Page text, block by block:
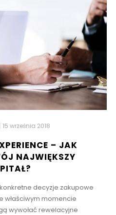
15 września 2018
– JAK
NAJWIĘKSZY
decyzje zakupowe
właściwym momencie
wywołać rewelacyjne